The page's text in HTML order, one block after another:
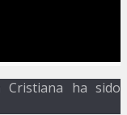
Cristiana ha sido